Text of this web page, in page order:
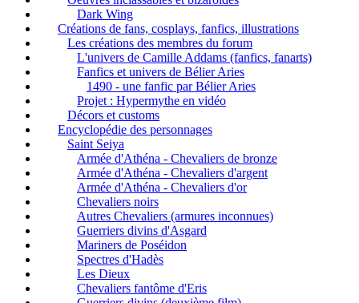
Dark Wing
Créations de fans, cosplays, fanfics, illustrations
Les créations des membres du forum
L'univers de Camille Addams (fanfics, fanarts)
Fanfics et univers de Bélier Aries
1490 - une fanfic par Bélier Aries
Projet : Hypermythe en vidéo
Décors et customs
Encyclopédie des personnages
Saint Seiya
Armée d'Athéna - Chevaliers de bronze
Armée d'Athéna - Chevaliers d'argent
Armée d'Athéna - Chevaliers d'or
Chevaliers noirs
Autres Chevaliers (armures inconnues)
Guerriers divins d'Asgard
Mariners de Poséidon
Spectres d'Hadès
Les Dieux
Chevaliers fantôme d'Eris